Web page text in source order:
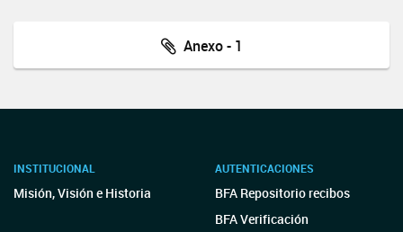
Anexo - 1
INSTITUCIONAL
Misión, Visión e Historia
AUTENTICACIONES
BFA Repositorio recibos
BFA Verificación